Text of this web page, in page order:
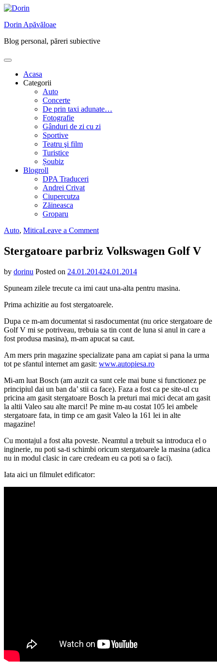
Skip
content
Dorin Apăvăloae
Blog personal, păreri subiective
Acasa
Categorii
Auto
Concerte
De prin taxi adunate…
Fotografie
Gânduri de zi cu zi
Sportive
Teatru şi film
Turistice
Șoubiz
Blogroll
DPA Traduceri
Andrei Crivat
Ciupercutza
Zăineasca
Groparu
Auto, MiticaLeave a Commenton
parbriz
Volkswagen
V
Stergatoare parbriz Volkswagen Golf V
by dorinu Posted on 24.01.201424.01.2014
Spuneam zilele trecute ca imi caut una-alta pentru masina.
Prima achizitie au fost stergatoarele.
Dupa ce m-am documentat si rasdocumentat (nu orice stergatoare de
Golf V mi se potriveau, trebuia sa tin cont de luna si anul in care a
fost produsa masina), m-am apucat sa caut.
Am mers prin magazine specializate pana am capiat si pana la urma
tot pe sfantul internet am gasit: www.autopiesa.ro
Mi-am luat Bosch (am auzit ca sunt cele mai bune si functionez pe
principiul dai un ban da’ stii ca face). Faza a fost ca pe site-ul cu
pricina am gasit stergatoare Bosch la preturi mai mici decat am gasit
la altii Valeo sau alte marci! Pe mine m-au costat 105 lei ambele
stergatoare fata, in timp ce am gasit Valeo la 161 lei in alte
magazine!
Cu montajul a fost alta poveste. Neamtul a trebuit sa introduca el o
inginerie, nu poti sa-ti schimbi oricum stergatoarele la masina (adica
nu in modul clasic in care credeam eu ca poti sa o faci).
Iata aici un filmulet edificator: